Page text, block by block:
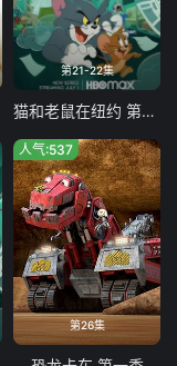
第21-22集
猫和老鼠在纽约 第二季
第26集
人气:537